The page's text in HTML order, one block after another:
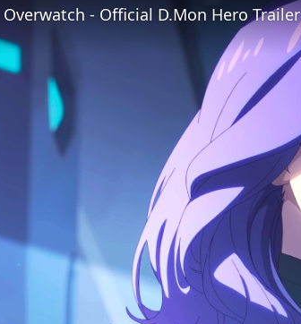
Overwatch - Official D.Mon Hero Trailer